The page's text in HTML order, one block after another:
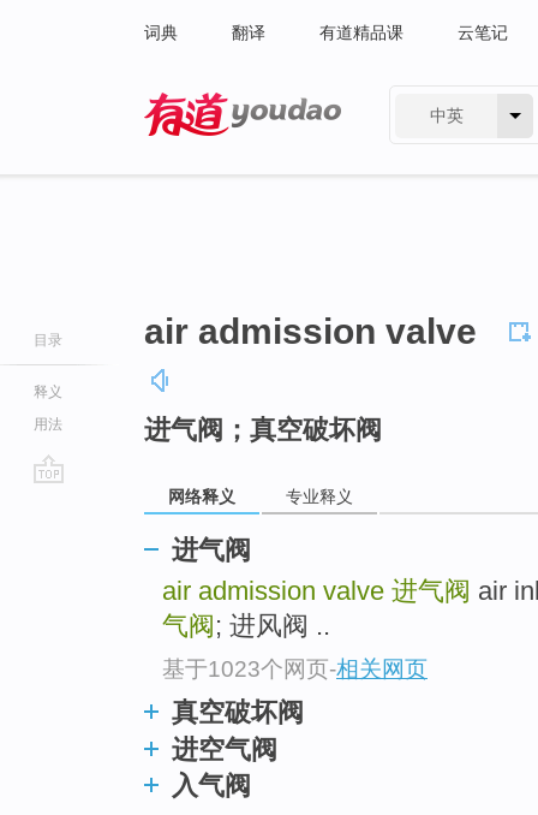
词典 翻译 有道精品课 云笔记
中英
目录
释义
用法
air admission valve
进气阀；真空破坏阀
网络释义 专业释义
进气阀
air admission valve 进气阀 air
气阀 ; 进风阀 ..
基于1023个网页-相关网页
真空破坏阀
进空气阀
入气阀